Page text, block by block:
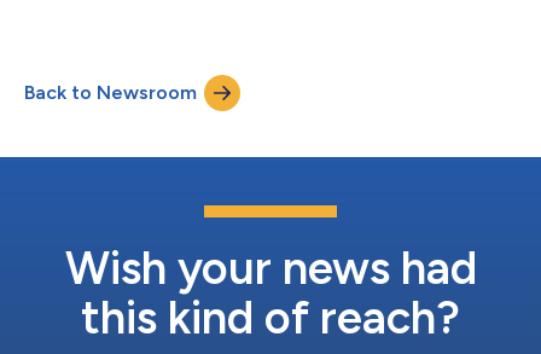
che ha sviluppato l’omonima piattaforma tecnologica di e-
commerce e sport, e leader nel settore, oggi hanno annunciato
Back to Newsroom
Wish your news had
this kind of reach?